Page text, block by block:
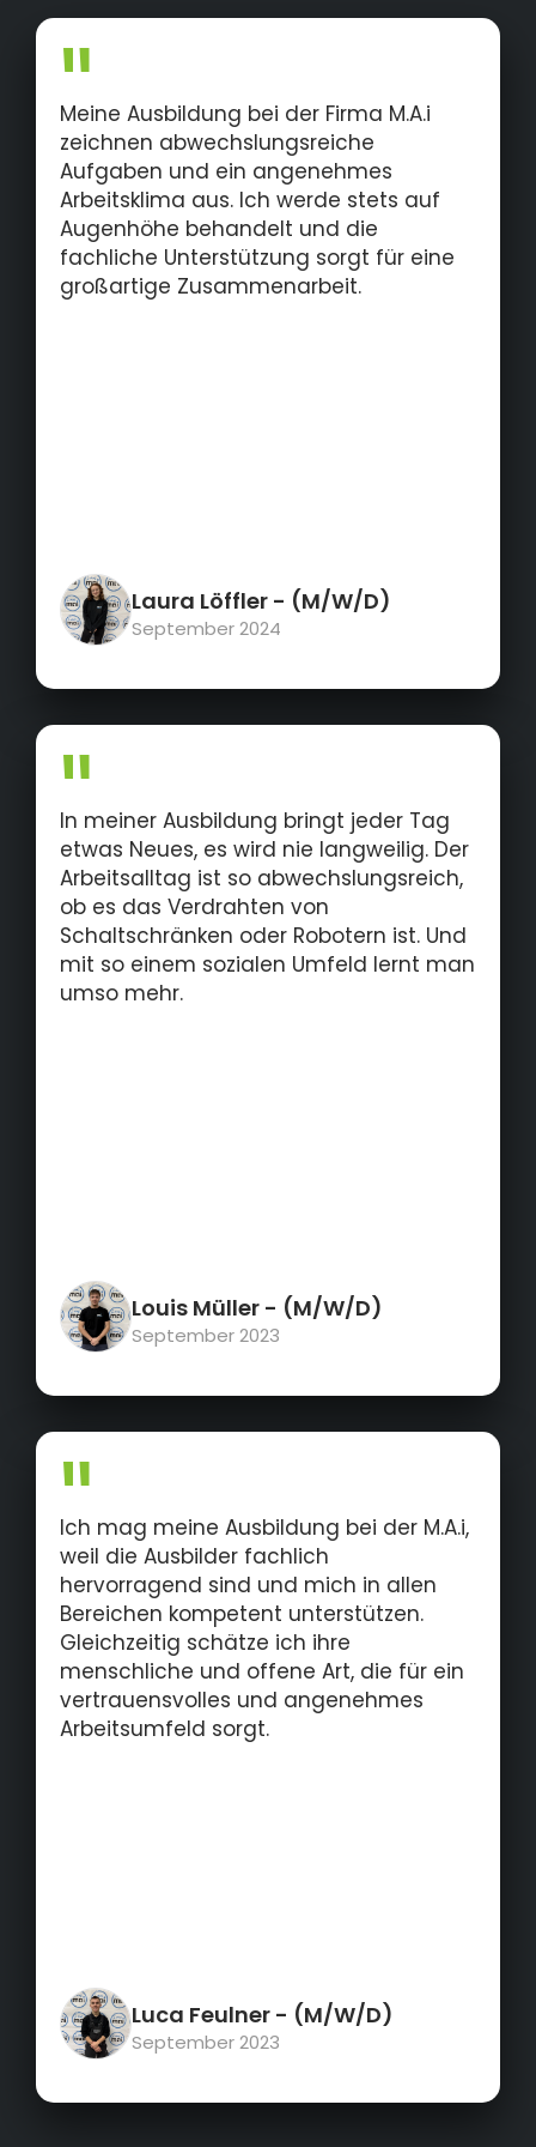
• Service, Wartung und Anlagenoptimierung
Meine Ausbildung bei der Firma M.A.i
zeichnen abwechslungsreiche
Aufgaben und ein angenehmes
Arbeitsklima aus. Ich werde stets auf
Augenhöhe behandelt und die
fachliche Unterstützung sorgt für eine
großartige Zusammenarbeit.
Laura Löffler - (M/W/D)
September 2024
In meiner Ausbildung bringt jeder Tag
etwas Neues, es wird nie langweilig. Der
Arbeitsalltag ist so abwechslungsreich,
ob es das Verdrahten von
Schaltschränken oder Robotern ist. Und
mit so einem sozialen Umfeld lernt man
umso mehr.
Louis Müller - (M/W/D)
September 2023
Ich mag meine Ausbildung bei der M.A.i,
weil die Ausbilder fachlich
hervorragend sind und mich in allen
Bereichen kompetent unterstützen.
Gleichzeitig schätze ich ihre
menschliche und offene Art, die für ein
vertrauensvolles und angenehmes
Arbeitsumfeld sorgt.
Luca Feulner - (M/W/D)
September 2023